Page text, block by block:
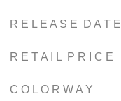
R E L E A S E D A T E
R E T A I L P R I C E
C O L O R W A Y